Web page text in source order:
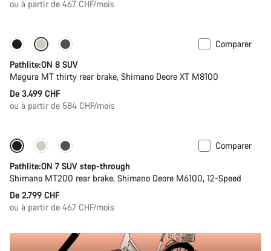
ou à partir de 467 CHF/mois
Comparer
Pathlite:ON 8 SUV
Magura MT thirty rear brake, Shimano Deore XT M8100
De 3.499 CHF
ou à partir de 584 CHF/mois
Comparer
Pathlite:ON 7 SUV step-through
Shimano MT200 rear brake, Shimano Deore M6100, 12-Speed
De 2.799 CHF
ou à partir de 467 CHF/mois